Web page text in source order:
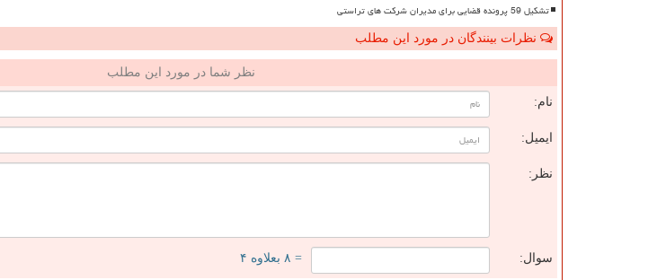
تشکیل 59 پرونده قضایی برای مدیران شرکت های تراستی
نظرات بینندگان در مورد این مطلب
نظر شما در مورد این مطلب
نام:
ایمیل:
نظر:
سوال: = ۸ بعلاوه ۴